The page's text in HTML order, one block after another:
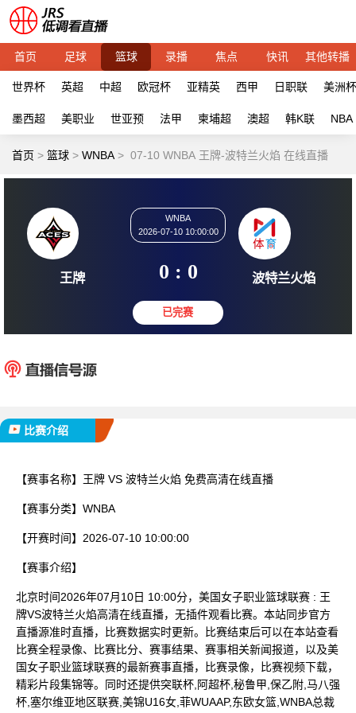
首页 足球 篮球 录播 焦点 快讯 其他转播
世界杯 英超 中超 欧冠杯 亚精英 西甲 日职联 美洲杯
墨西超 美职业 世亚预 法甲 柬埔超 澳超 韩K联 NBA
首页 > 篮球 > WNBA > 07-10 WNBA 王牌-波特兰火焰 在线直播
王牌
2026-07-10 10:00:00
0 : 0 波特
比赛介绍
【赛事名称】 王牌 VS 波特兰火焰 免费高清在线直播
【赛事分类】 WNBA
【开赛时间】 2026-07-10 10:00:00
【赛事介绍】
北京时间2026年07月10日 10:00分，美国女子职业篮球联赛 : 王
牌VS波特兰火焰高清在线直播，无插件观看比赛。本站同步官方
直播源准时直播，比赛数据实时更新。比赛结束后可以在本站查看
比赛全程录像、比赛比分、赛事结果、赛事相关新闻报道，以及美
国女子职业篮球联赛的最新赛事直播，比赛录像，比赛视频下载，
精彩片段集锦等。同时还提供突联杯,阿超杯,秘鲁甲,保乙附,马八强
杯,塞尔维亚地区联赛,美锦U16女,菲WUAAP,东欧女篮,WNBA总裁